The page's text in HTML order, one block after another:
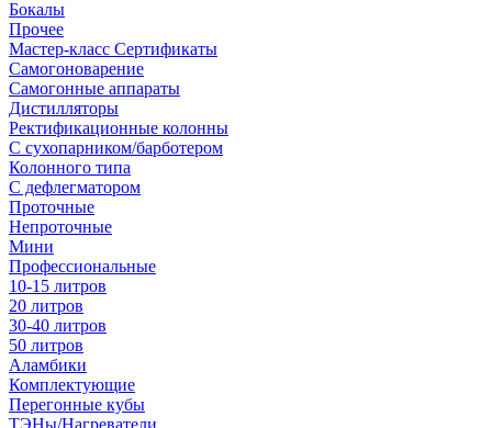
Бокалы
Прочее
Мастер-класс Сертификаты
Самогоноварение
Самогонные аппараты
Дистилляторы
Ректификационные колонны
С сухопарником/барботером
Колонного типа
С дефлегматором
Проточные
Непроточные
Мини
Профессиональные
10-15 литров
20 литров
30-40 литров
50 литров
Аламбики
Комплектующие
Перегонные кубы
ТЭНы/Нагреватели